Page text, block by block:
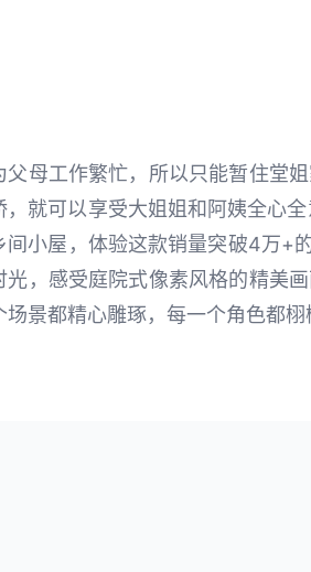
父母工作繁忙，所以只能暂住堂
，就可以享受大姐姐和阿姨全心
间小屋，体验这款销量突破4万+
光，感受庭院式像素风格的精美
场景都精心雕琢，每一个角色都